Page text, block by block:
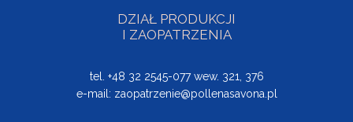
DZIAŁ PRODUKCJI
I ZAOPATRZENIA
tel. +48 32 2545-077 wew. 321, 376
e-mail: zaopatrzenie@pollenasavona.pl